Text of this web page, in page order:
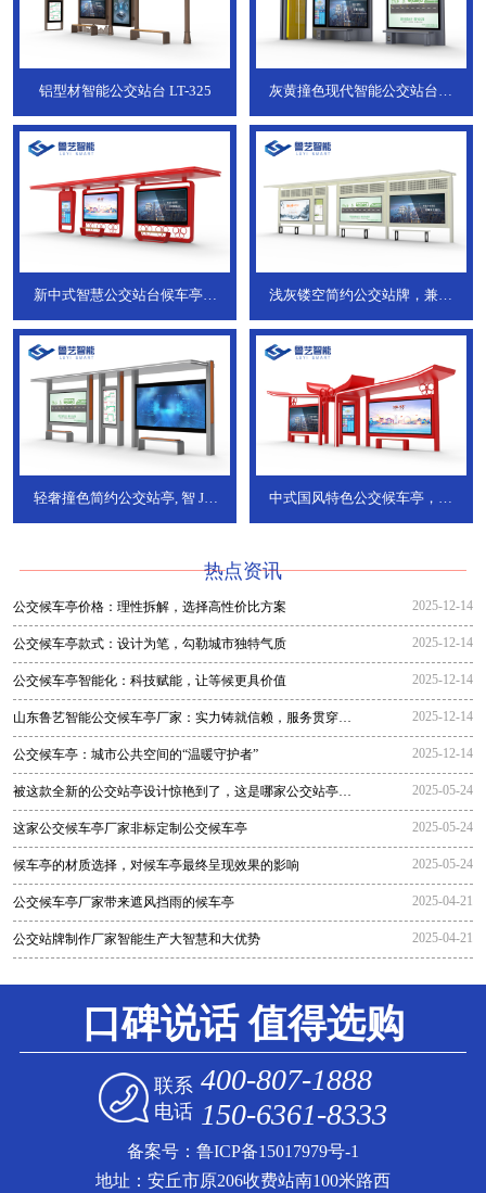
铝型材智能公交站台 LT-325
灰黄撞色现代智能公交站台，
新中式智慧公交站台候车亭，
浅灰镂空简约公交站牌，兼具
轻奢撞色简约公交站亭, 智 JT-
中式国风特色公交候车亭，承
热点资讯
公交候车亭价格：理性拆解，选择高性价比方案 2025-12-14
公交候车亭款式：设计为笔，勾勒城市独特气质 2025-12-14
公交候车亭智能化：科技赋能，让等候更具价值 2025-12-14
山东鲁艺智能公交候车亭厂家：实力铸就信赖，服务贯穿全
程
2025-12-14
公交候车亭：城市公共空间的“温暖守护者” 2025-12-14
被这款全新的公交站亭设计惊艳到了，这是哪家公交站亭生
产厂家生
2025-05-24
这家公交候车亭厂家非标定制公交候车亭 2025-05-24
候车亭的材质选择，对候车亭最终呈现效果的影响 2025-05-24
公交候车亭厂家带来遮风挡雨的候车亭 2025-04-21
公交站牌制作厂家智能生产大智慧和大优势 2025-04-21
口碑说话 值得选购
联系
电话
400-807-1888
150-6361-8333
备案号： 鲁ICP备15017979号-1
地址：安丘市原206收费站南100米路西